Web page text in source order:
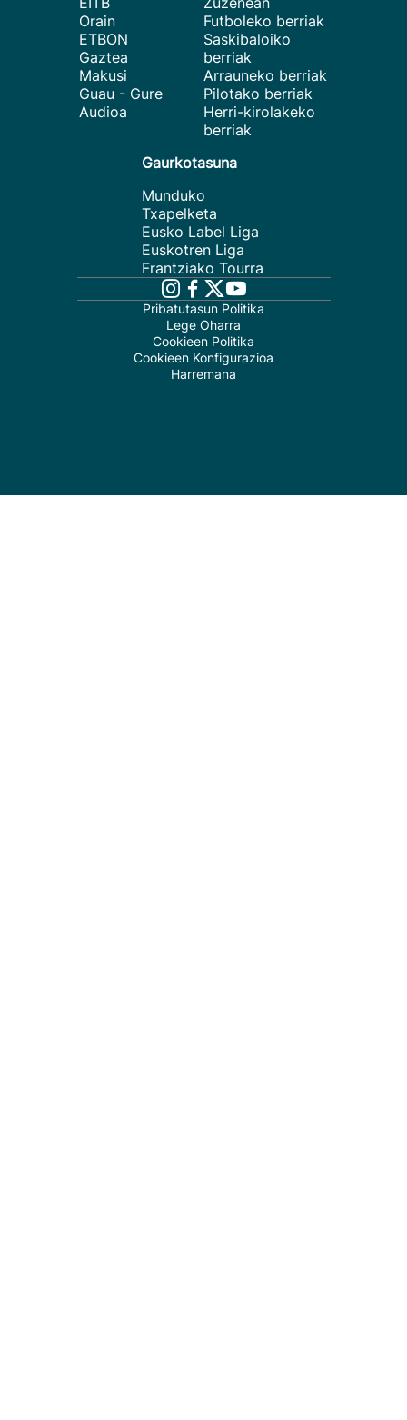
Orain
ETBON
Gaztea
Makusi
Guau - Gure
Audioa
Futboleko berriak
Saskibaloiko
berriak
Arrauneko berriak
Pilotako berriak
Herri-kirolakeko
berriak
Gaurkotasuna
Munduko
Txapelketa
Eusko Label Liga
Euskotren Liga
Frantziako Tourra
Pribatutasun Politika
Lege Oharra
Cookieen Politika
Cookieen Konfigurazioa
Harremana